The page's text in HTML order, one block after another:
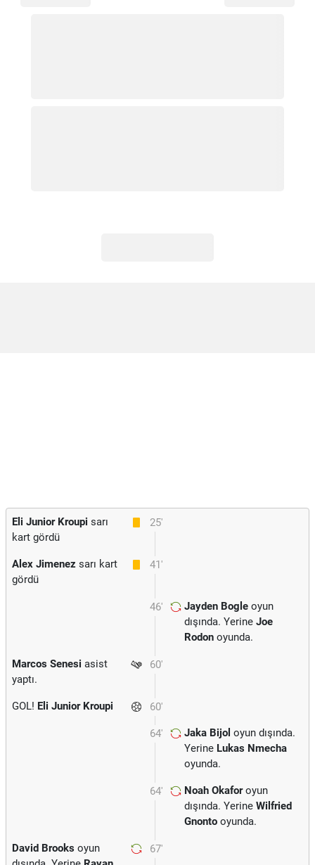
25'
Eli Junior Kroupi sarı
kart gördü
41'
Alex Jimenez sarı kart
gördü
46' Jayden Bogle oyun
dışında. Yerine Joe
Rodon oyunda.
60'
Marcos Senesi asist
yaptı.
60'
GOL! Eli Junior Kroupi
64' Jaka Bijol oyun dışında.
Yerine Lukas Nmecha
oyunda.
64' Noah Okaforoyun
dışında. Yerine Wilfried
Gnonto oyunda.
67'
David Brooks oyun